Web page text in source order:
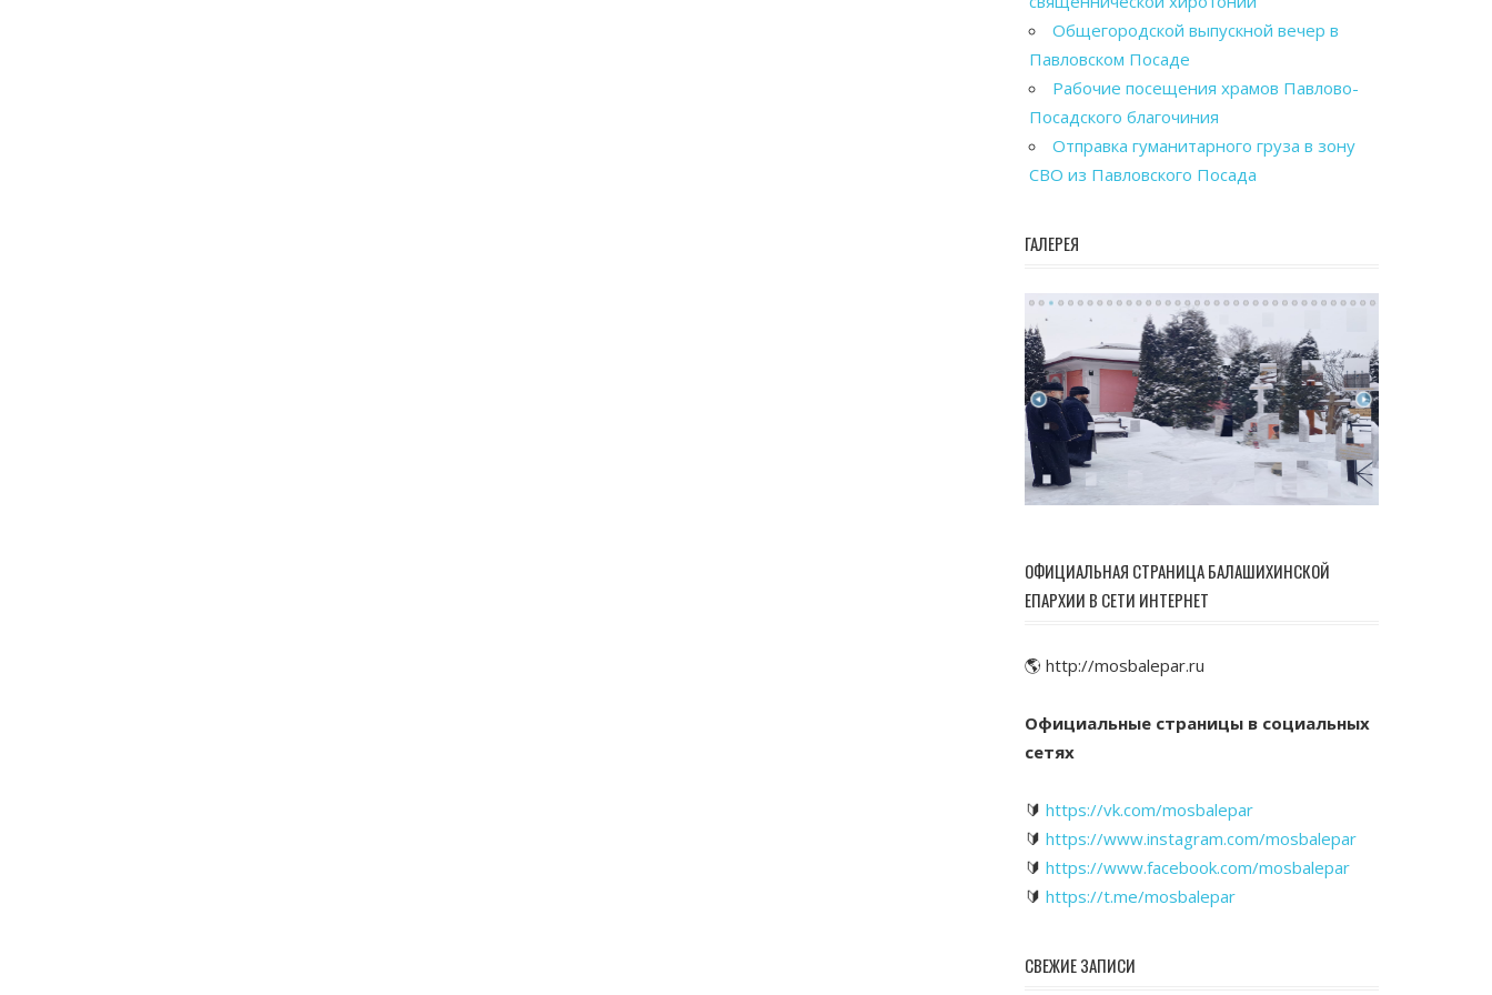
Общегородской выпускной вечер в
Павловском Посаде
Рабочие посещения храмов Павлово-
Посадского благочиния
Отправка гуманитарного груза в зону
СВО из Павловского Посада
ГАЛЕРЕЯ
ОФИЦИАЛЬНАЯ СТРАНИЦА БАЛАШИХИНСКОЙ
ЕПАРХИИ В СЕТИ ИНТЕРНЕТ
🌎 http://mosbalepar.ru
Официальные страницы в социальных
сетях
🔰 https://vk.com/mosbalepar
🔰 https://www.instagram.com/mosbalepar
🔰 https://www.facebook.com/mosbalepar
🔰 https://t.me/mosbalepar
СВЕЖИЕ ЗАПИСИ